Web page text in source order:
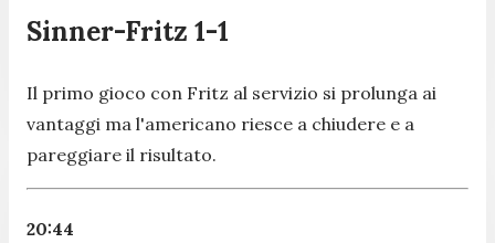
Sinner-Fritz 1-1
Il primo gioco con Fritz al servizio si prolunga ai
vantaggi ma l'americano riesce a chiudere e a
pareggiare il risultato.
20:44